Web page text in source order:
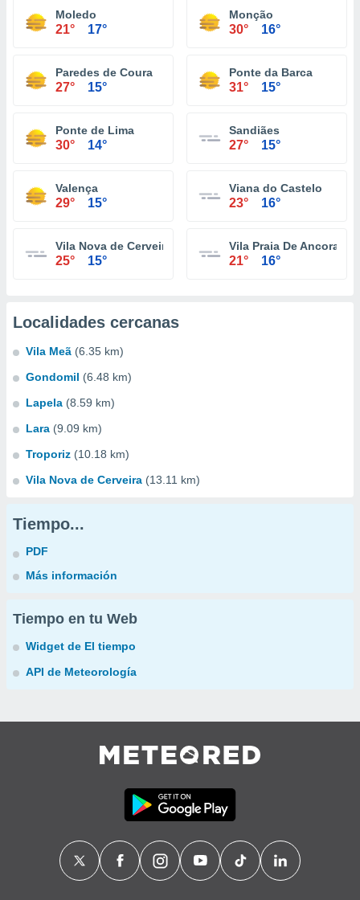
Moledo
21° 17°
Monção
30° 16°
Paredes de Coura
27° 15°
Ponte da Barca
31° 15°
Ponte de Lima
30° 14°
Sandiães
27° 15°
Valença
29° 15°
Viana do Castelo
23° 16°
Vila Nova de Cerveira
25° 15°
Vila Praia De Ancora
21° 16°
Localidades cercanas
Vila Meã (6.35 km)
Gondomil (6.48 km)
Lapela (8.59 km)
Lara (9.09 km)
Troporiz (10.18 km)
Vila Nova de Cerveira (13.11 km)
Tiempo...
PDF
Más información
Tiempo en tu Web
Widget de El tiempo
API de Meteorología